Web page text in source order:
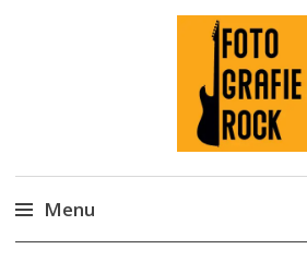
Fotografie ROCK
Menu